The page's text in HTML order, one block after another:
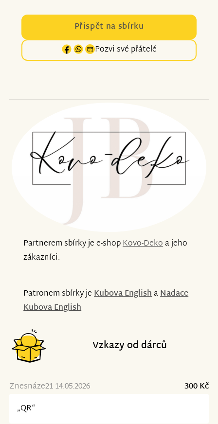
Přispět na sbírku
Pozvi své přátelé
Partnerem sbírky je e-shopKovo-Dekoa jeho
zákazníci.
Patronem sbírky jeKubova EnglishaNadace
Kubova English
Vzkazy od dárců
Znesnáze21 14.05.2026
300 Kč
„QR“